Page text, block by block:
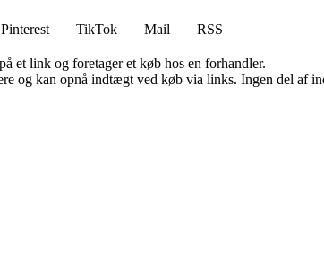
Pinterest TikTok Mail
RSS
et link og foretager et køb hos en forhandler.
og kan opnå indtægt ved køb via links. Ingen del af